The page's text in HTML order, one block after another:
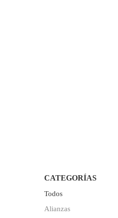
CATEGORÍAS
Todos
Alianzas